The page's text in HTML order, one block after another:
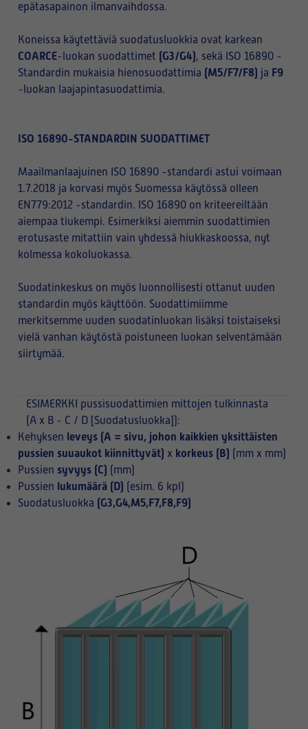
epätasapainon ilmanvaihdossa.
Koneissa käytettäviä suodatusluokkia ovat karkean
COARCE-luokan suodattimet (G3/G4), sekä ISO 16890 -
Standardin mukaisia hienosuodattimia (M5/F7/F8) ja F9
-luokan laajapintasuodattimia.
ISO 16890-STANDARDIN SUODATTIMET
Maailmanlaajuinen ISO 16890 -standardi astui voimaan
1.7.2018 ja korvasi myös Suomessa käytössä olleen
EN779:2012 -standardin. ISO 16890 on kriteereiltään
aiempaa tiukempi. Esimerkiksi aiemmin suodattimien
erotusaste mitattiin vain yhdessä hiukkaskoossa, nyt
kolmessa kokoluokassa.
Suodatinkeskus on myös luonnollisesti ottanut uuden
standardin myös käyttöön. Suodattimiimme
merkitsemme uuden suodatinluokan lisäksi toistaiseksi
vielä vanhan käytöstä poistuneen luokan selventämään
siirtymää.
ESIMERKKI pussisuodattimien mittojen tulkinnasta
(A x B - C / D [Suodatusluokka]):
Kehyksen leveys (A = sivu, johon kaikkien yksittäisten
pussien suuaukot kiinnittyvät) x korkeus (B) (mm x mm)
Pussien syvyys (C) (mm)
Pussien lukumäärä (D) (esim. 6 kpl)
Suodatusluokka (G3,G4,M5,F7,F8,F9)